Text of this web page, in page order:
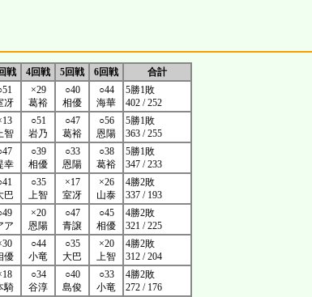
戦 4回戦 5回戦 6回戦 合計
冴
×29
葛裕
○40
相優
○44
海華
5勝1敗
402 / 252
智
○51
岩乃
○47
葛裕
○56
恩陽
5勝1敗
363 / 255
幸
○39
相優
○33
恩陽
○38
葛裕
5勝1敗
347 / 233
巴
○35
上智
×17
室冴
×26
山泰
4勝2敗
337 / 193
ア
×20
恩陽
○47
青譲
○45
相優
4勝2敗
321 / 225
優
○44
小竜
○35
大巴
×20
上智
4勝2敗
312 / 204
騎
○34
谷淳
○40
島俊
○33
小竜
4勝2敗
272 / 176